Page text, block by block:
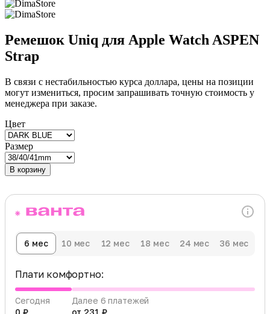
Ремешок Uniq для Apple Watch ASPEN
Strap
В связи с нестабильностью курса доллара, цены на позиции
могут измениться, просим запрашивать точную стоимость у
менеджера при заказе.
Цвет
Размер
В корзину
6 мес 10 мес 12 мес 18 мес 24 мес 36 мес
Плати комфортно:
Сегодня
0 ₽
Далее 6 платежей
от 231 ₽